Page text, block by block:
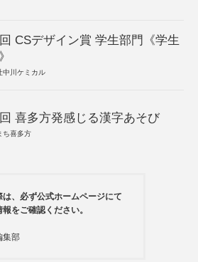
CSデザイン賞 学生部門《学生
中川ケミカル
喜多方発感じる漢字あそび
ち喜多方
は、必ず公式ホームページにて
をご確認ください。
集部